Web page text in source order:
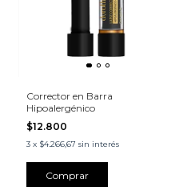
Corrector en Barra
Hipoalergénico
$12.800
3 x $4.266,67 sin interés
Comprar